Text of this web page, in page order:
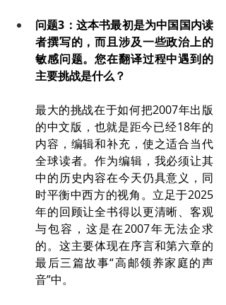
问题3：这本书最初是为中国国内读
者撰写的，而且涉及一些政治上的
敏感问题。您在翻译过程中遇到的
主要挑战是什么？
最大的挑战在于如何把2007年出版
的中文版，也就是距今已经18年的
内容，编辑和补充，使之适合当代
全球读者。作为编辑，我必须让其
中的历史内容在今天仍具意义，同
时平衡中西方的视角。立足于2025
年的回顾让全书得以更清晰、客观
与包容，这是在2007年无法企求
的。这主要体现在序言和第六章的
最后三篇故事“高邮领养家庭的声
音”中。